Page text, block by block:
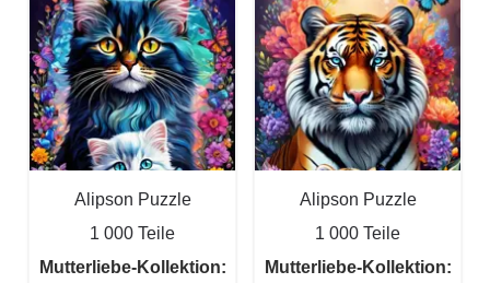
Alipson Puzzle
1 000 Teile
Mutterliebe-Kollektion:
Alipson Puzzle
1 000 Teile
Mutterliebe-Kollektion: